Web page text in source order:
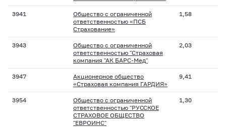
3941
Общество с ограниченной
ответственностью «ПСБ
Страхование»
1,58
3943
Общество с ограниченной
ответственностью "Страховая
компания "АК БАРС-Мед"
2,03
3947
Акционерное общество
«Страховая компания ГАРДИЯ»
9,41
3954
Общество с ограниченной
ответственностью "РУССКОЕ
СТРАХОВОЕ ОБЩЕСТВО
"ЕВРОИНС"
1,30